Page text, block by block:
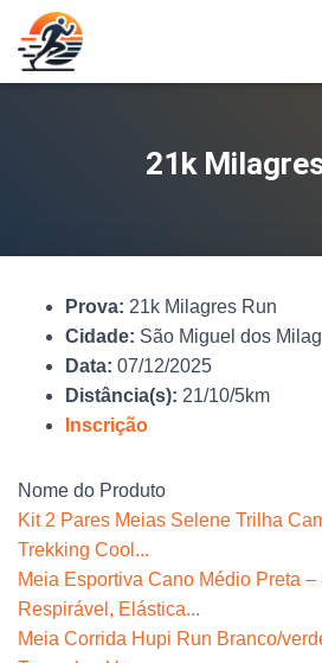
21k
Prova: 21k Milagres Run
Cidade: São Miguel dos
Data: 07/12/2025
Distância(s): 21/10/5km
Inscrição
Nome do Produto
Kit 2 Pares Meias Selene Trilha
Trekking Cool...
Meia Esportiva Cano Médio Preta –
Respirável, Elástica...
Meia Corrida Hupi Run Branco/